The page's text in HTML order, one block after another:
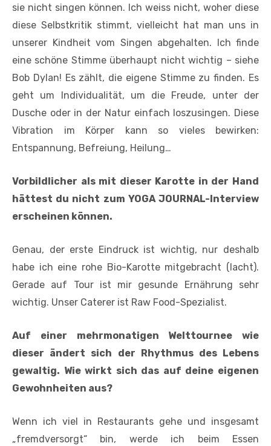
sie nicht singen können. Ich weiss nicht, woher diese
diese Selbstkritik stimmt, vielleicht hat man uns in
unserer Kindheit vom Singen abgehalten. Ich finde
eine schöne Stimme überhaupt nicht wichtig – siehe
Bob Dylan! Es zählt, die eigene Stimme zu finden. Es
geht um Individualität, um die Freude, unter der
Dusche oder in der Natur einfach loszusingen. Diese
Vibration im Körper kann so vieles bewirken:
Entspannung, Befreiung, Heilung…
Vorbildlicher als mit dieser Karotte in der Hand
hättest du nicht zum YOGA JOURNAL-Interview
erscheinen können.
Genau, der erste Eindruck ist wichtig, nur deshalb
habe ich eine rohe Bio-Karotte mitgebracht (lacht).
Gerade auf Tour ist mir gesunde Ernährung sehr
wichtig. Unser Caterer ist Raw Food-Spezialist.
Auf einer mehrmonatigen Welttournee wie
dieser ändert sich der Rhythmus des Lebens
gewaltig. Wie wirkt sich das auf deine eigenen
Gewohnheiten aus?
Wenn ich viel in Restaurants gehe und insgesamt
„fremdversorgt“ bin, werde ich beim Essen